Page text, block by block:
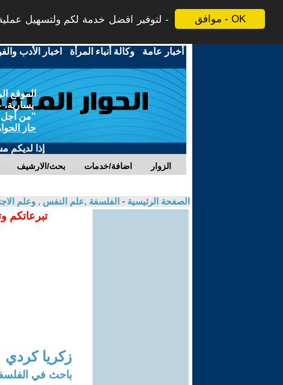
موافق - OK
لتوفير افضل خدمة لكم ولتسهيل
أخبار عامة -وكالة أنباء المرأة - اخبار الأدب
الموقع
يسارية،
"من أجل
حاز
إذا لديكم
بحث/الارشيف اضافة/خدمات الزوار
الصفحة الرئيسية - الفلسفة ,علم النفس , وعلم
تبرعاتكم
زكريا كردي
باحث في